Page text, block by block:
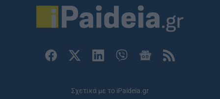
Σχετικά με το iPaideia.gr